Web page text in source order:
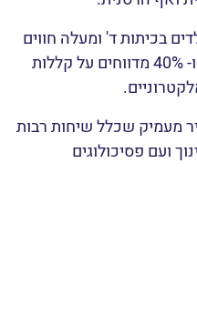
בכיתות ד' ומעלה חווים
הצקות במרחבים הווירטואליים ו- 40% מדווחים על קללות
מעמיק שכלל שיחות רבות
ועם פסיכולוגים